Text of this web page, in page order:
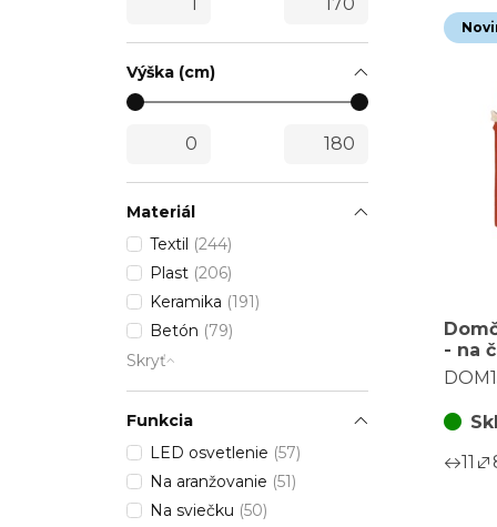
Výška (cm)
Materiál
Textil (244)
Plast (206)
Keramika (191)
Betón (79)
Skryť
Funkcia
LED osvetlenie (57)
Na aranžovanie (51)
Na sviečku (50)
- na
11